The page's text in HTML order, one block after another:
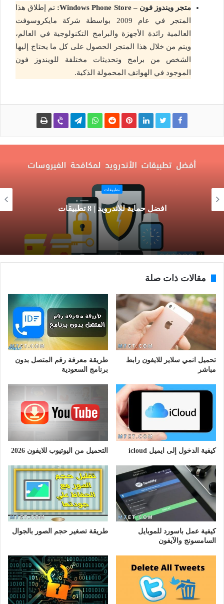
متجر ويندوز فون –Windows Phone Store
: تم إطلاق هذا
المتجر في عام 2009 بواسطة شركة مايكروسوفت
العالمية رائدة الأجهزة والبرامج التكنولوجية في العالم،
ويتم من خلال هذا المتجر الحصول على كل ما يحتاج إليها
الشخص من برامج وتحديثات مختلفة للويندوز فون
الموجود في الهواتف المحمولة الذكية.
تطبيقات
افضل حماية للاندرويد | 8 تطبيقات
مقالات ذات صلة
تحميل انمي سلاير للايفون رابط
مباشر
طريقة معرفة رقم المتصل بدون
برنامج السعودية
كيفية الدخول إلى ايميل icloud التحميل من اليوتيوب للايفون 2026
كيفية عمل باسورد للموبايل
السامسونج والآيفون
طريقة تصغير حجم الصور بالجوال